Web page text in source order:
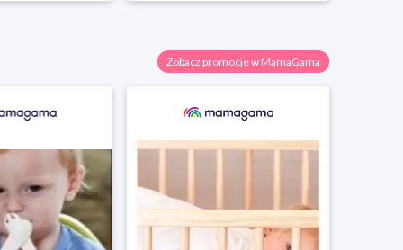
Zobacz promocje w MamaGama